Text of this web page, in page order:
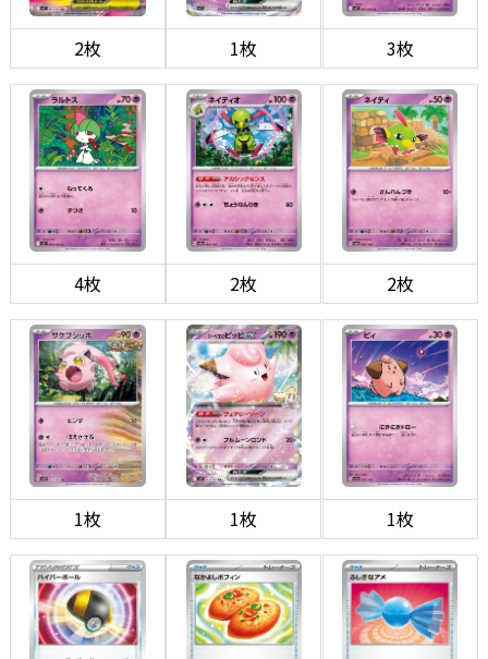
2枚 1枚 3枚
4枚 2枚 2枚
1枚 1枚 1枚